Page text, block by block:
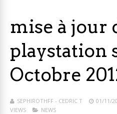
mise à jour
playstation
Octobre
SEPHIROTHFF - CEDRIC T 01/11/
VIEWS
NEWS